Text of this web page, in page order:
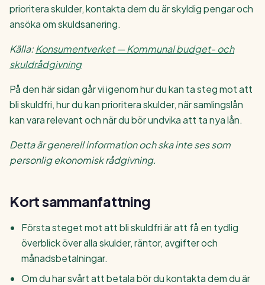
prioritera skulder, kontakta dem du är skyldig pengar och
ansöka om skuldsanering.
Källa:Konsumentverket — Kommunal budget- och
skuldrådgivning
På den här sidan går vi igenom hur du kan ta steg mot att
bli skuldfri, hur du kan prioritera skulder, när samlingslån
kan vara relevant och när du bör undvika att ta nya lån.
Detta är generell information och ska inte ses som
personlig ekonomisk rådgivning.
Kort sammanfattning
Första steget mot att bli skuldfri är att få en tydlig
överblick över alla skulder, räntor, avgifter och
månadsbetalningar.
Om du har svårt att betala bör du kontakta dem du är